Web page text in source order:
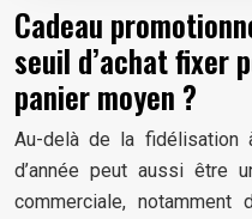
Cadeau
seuil d’achat fixer
panier moyen ?
Au-delà de la fidélisation
d’année peut aussi être
commerciale,